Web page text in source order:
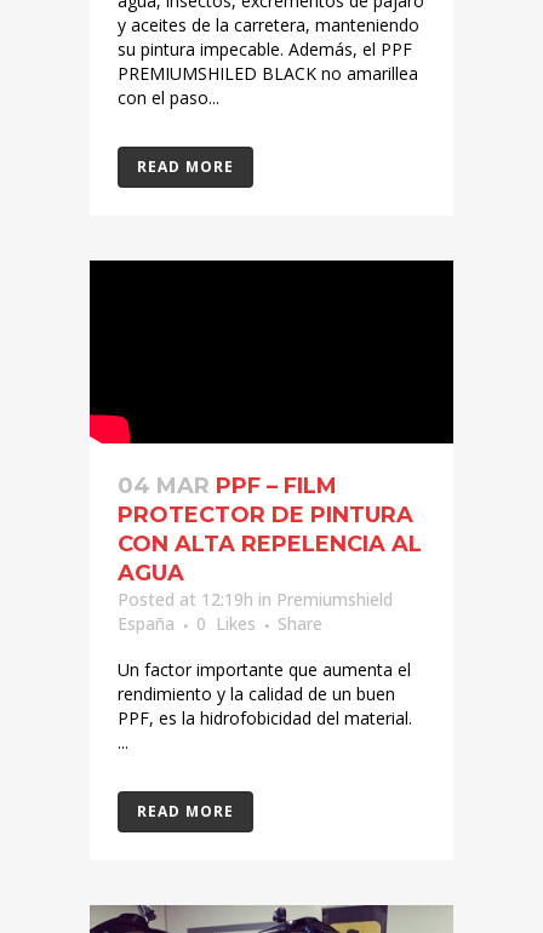
y aceites de la carretera, manteniendo
su pintura impecable. Además, el PPF
PREMIUMSHILED BLACK no amarillea
con el paso...
READ MORE
04 MAR PPF – FILM
PROTECTOR DE PINTURA
CON ALTA REPELENCIA AL
AGUA
Posted at 12:19h in Premiumshield
España
0 Likes
Share
Un factor importante que aumenta el
rendimiento y la calidad de un buen
PPF, es la hidrofobicidad del material.
...
READ MORE